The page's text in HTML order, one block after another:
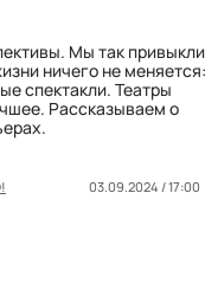
Мы так привыкли
ничего не меняется:
спектакли. Театры
Рассказываем о
03.09.2024 / 17:00